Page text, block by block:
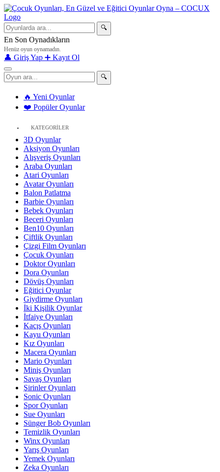
🔍
En Son Oynadıkların
Henüz oyun oynamadın.
👤 Giriş Yap ➕ Kayıt Ol
🔍
🔥 Yeni Oyunlar
❤️ Popüler Oyunlar
KATEGORİLER
3D Oyunlar
Aksiyon Oyunları
Alışveriş Oyunları
Araba Oyunları
Atari Oyunları
Avatar Oyunları
Balon Patlatma
Barbie Oyunları
Bebek Oyunları
Beceri Oyunları
Ben10 Oyunları
Çiftlik Oyunları
Çizgi Film Oyunları
Çocuk Oyunları
Doktor Oyunları
Dora Oyunları
Dövüş Oyunları
Eğitici Oyunlar
Giydirme Oyunları
İki Kişilik Oyunlar
İtfaiye Oyunları
Kaçış Oyunları
Kayu Oyunları
Kız Oyunları
Macera Oyunları
Mario Oyunları
Miniş Oyunları
Savaş Oyunları
Şirinler Oyunları
Sonic Oyunları
Spor Oyunları
Sue Oyunları
Sünger Bob Oyunları
Temizlik Oyunları
Winx Oyunları
Yarış Oyunları
Yemek Oyunları
Zeka Oyunları